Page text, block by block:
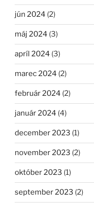
jún 2024 (2)
máj 2024 (3)
apríl 2024 (3)
marec 2024 (2)
február 2024 (2)
január 2024 (4)
december 2023 (1)
november 2023 (2)
október 2023 (1)
september 2023 (2)